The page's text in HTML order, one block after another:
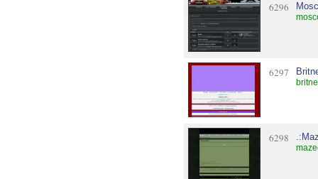
6296
6297
6298